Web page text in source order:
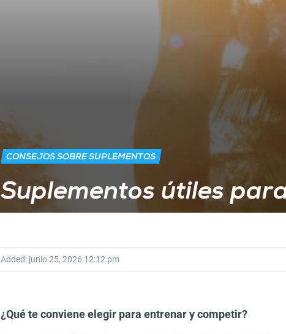
CONSEJOS SOBRE SUPLEMENTOS
Suplementos útiles
Added: junio 25, 2026 12:12 pm
¿Qué te conviene elegir para entrenar y competir?